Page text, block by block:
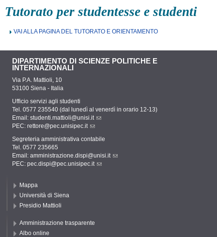
Tutorato per studentesse e studenti
VAI ALLA PAGINA DEL TUTORATO E ORIENTAMENTO
DIPARTIMENTO DI SCIENZE POLITICHE E
INTERNAZIONALI
Via P.A. Mattioli, 10
53100 Siena - Italia
Ufficio servizi agli studenti
Tel. 0577 235540 (dal lunedì al venerdì in orario 12-13)
Email: studenti.mattioli@unisi.it
PEC: rettore@pec.unisipec.it
Segreteria amministrativa contabile
Tel. 0577 235665
Email: amministrazione.dispi@unisi.it
PEC: pec.dispi@pec.unisipec.it
Mappa
Università di Siena
Presidio Mattioli
Amministrazione trasparente
Albo online